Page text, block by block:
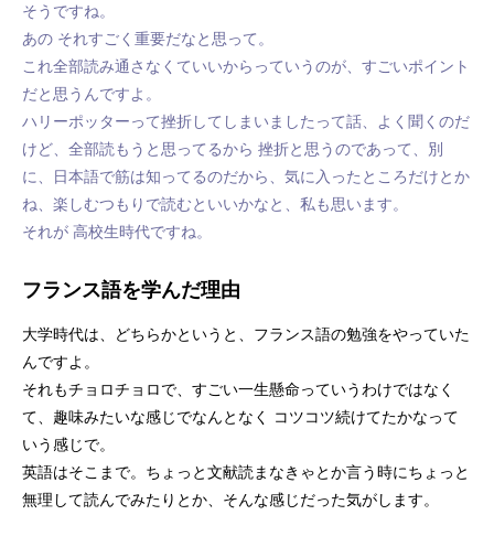
そうですね。
あの それすごく重要だなと思って。
これ全部読み通さなくていいからっていうのが、すごいポイント
だと思うんですよ。
ハリーポッターって挫折してしまいましたって話、よく聞くのだ
けど、全部読もうと思ってるから 挫折と思うのであって、別
に、日本語で筋は知ってるのだから、気に入ったところだけとか
ね、楽しむつもりで読むといいかなと、私も思います。
それが 高校生時代ですね。
フランス語を学んだ理由
大学時代は、どちらかというと、フランス語の勉強をやっていた
んですよ。
それもチョロチョロで、すごい一生懸命っていうわけではなく
て、趣味みたいな感じでなんとなく コツコツ続けてたかなって
いう感じで。
英語はそこまで。ちょっと文献読まなきゃとか言う時にちょっと
無理して読んでみたりとか、そんな感じだった気がします。